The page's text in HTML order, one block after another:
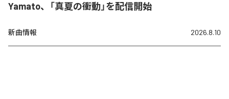
Yamato、「真夏の衝動」を配信開始
新曲情報 2026.8.10